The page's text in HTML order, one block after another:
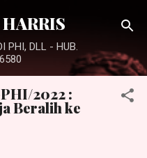
utama
PHI, DLL - HUB.
2022 :
Beralih ke